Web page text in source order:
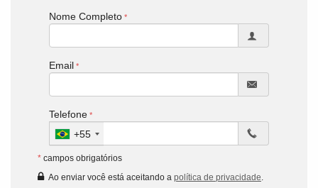
Nome Completo
Email
Telefone
+55
* campos obrigatórios
Ao enviar você está aceitando a política de privacidade